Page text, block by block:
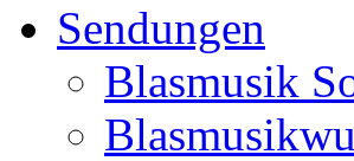
Sendungen
Blasmusik